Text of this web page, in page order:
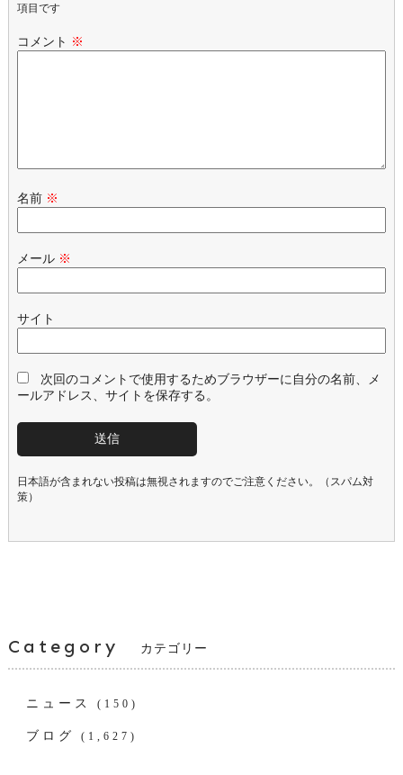
項目です
コメント ※
名前 ※
メール ※
サイト
次回のコメントで使用するためブラウザーに自分の名前、メ
ールアドレス、サイトを保存する。
日本語が含まれない投稿は無視されますのでご注意ください。（スパム対
策）
Category カテゴリー
ニュース (150)
ブログ (1,627)